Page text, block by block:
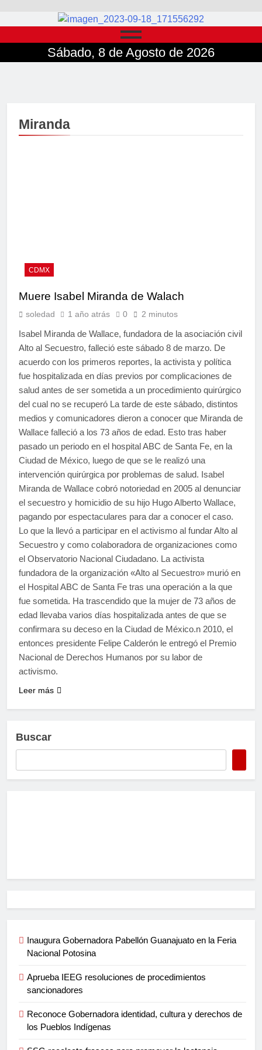
Sábado, 8 de Agosto de 2026
Miranda
CDMX
Muere Isabel Miranda de Walach
soledad 1 año atrás 0 2 minutos
Isabel Miranda de Wallace, fundadora de la asociación civil
Alto al Secuestro, falleció este sábado 8 de marzo. De
acuerdo con los primeros reportes, la activista y política
fue hospitalizada en días previos por complicaciones de
salud antes de ser sometida a un procedimiento quirúrgico
del cual no se recuperó La tarde de este sábado, distintos
medios y comunicadores dieron a conocer que Miranda de
Wallace falleció a los 73 años de edad. Esto tras haber
pasado un periodo en el hospital ABC de Santa Fe, en la
Ciudad de México, luego de que se le realizó una
intervención quirúrgica por problemas de salud. Isabel
Miranda de Wallace cobró notoriedad en 2005 al denunciar
el secuestro y homicidio de su hijo Hugo Alberto Wallace,
pagando por espectaculares para dar a conocer el caso.
Lo que la llevó a participar en el activismo al fundar Alto al
Secuestro y como colaboradora de organizaciones como
el Observatorio Nacional Ciudadano. La activista
fundadora de la organización «Alto al Secuestro» murió en
el Hospital ABC de Santa Fe tras una operación a la que
fue sometida. Ha trascendido que la mujer de 73 años de
edad llevaba varios días hospitalizada antes de que se
confirmara su deceso en la Ciudad de México.n 2010, el
entonces presidente Felipe Calderón le entregó el Premio
Nacional de Derechos Humanos por su labor de
activismo.
Leer más
Buscar
Inaugura Gobernadora Pabellón Guanajuato en la Feria
Nacional Potosina
Aprueba IEEG resoluciones de procedimientos
sancionadores
Reconoce Gobernadora identidad, cultura y derechos de
los Pueblos Indígenas